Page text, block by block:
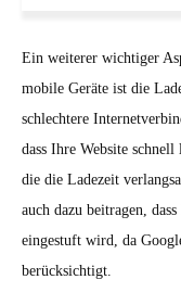
Ein weiterer wichtiger
mobile Geräte ist die
schlechtere
dass Ihre Website
die die Ladezeit
auch dazu beitragen,
eingestuft wird, da
berücksichtigt.